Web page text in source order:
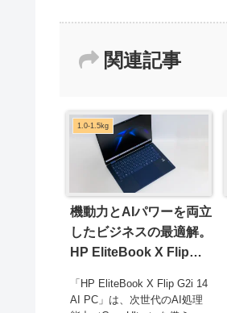
関連記事
1.0-1.5kg
機動力とAIパワーを両立
したビジネスの最適解。
HP EliteBook X Flip
ュー
「HP EliteBook X Flip G2i 14
AI PC」は、次世代のAI処理